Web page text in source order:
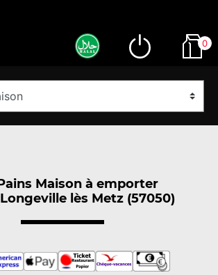
0
Maison à emporter
lès Metz (57050)